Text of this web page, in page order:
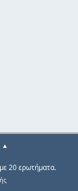
▲
20 ερωτήματα.